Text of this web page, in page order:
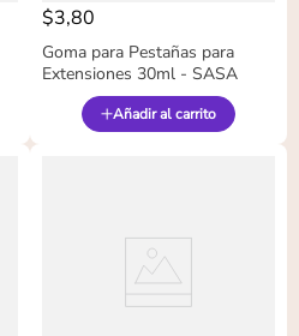
$3,80
Goma para Pestañas para
Extensiones 30ml - SASA
Añadir al carrito